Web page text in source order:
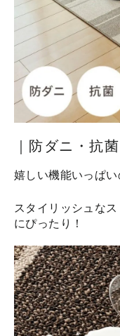
｜防ダニ・抗
嬉しい機能いっぱい
スタイリッシュな
にぴったり！